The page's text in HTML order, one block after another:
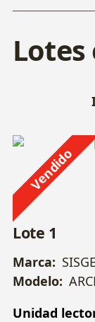
Lotes
Vendido
Lote 1
Marca:
Modelo:
Unidad